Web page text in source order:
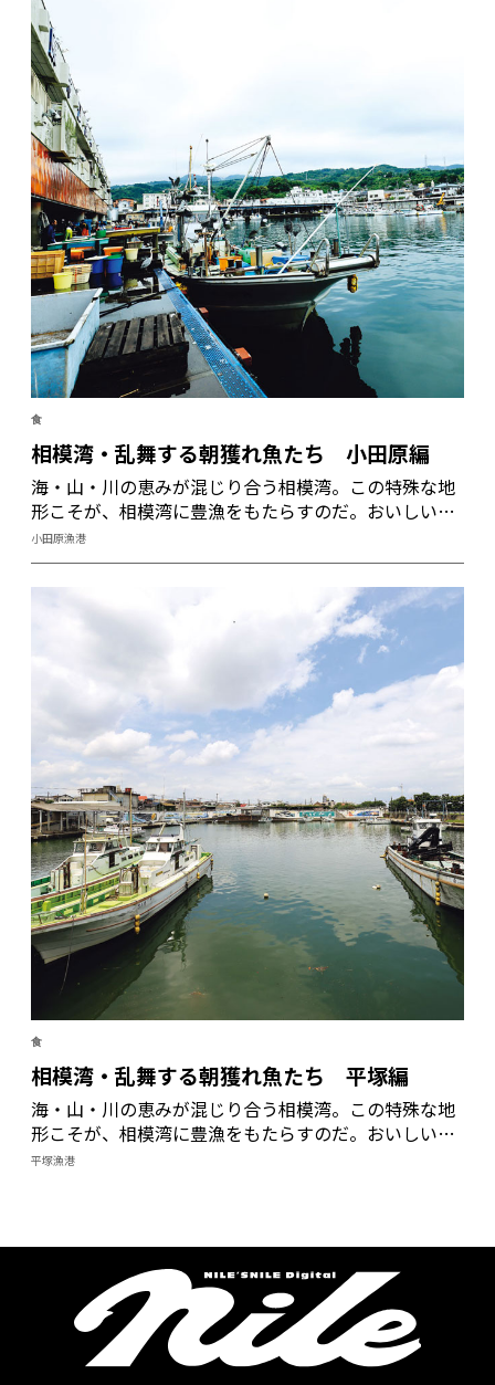
食
相模湾・乱舞する朝獲れ魚たち 小田原編
海・山・川の恵みが混じり合う相模湾。この特殊な地
形こそが、相模湾に豊漁をもたらすのだ。おいしい魚
を求めて、相模湾のおひざ元、小田原漁港と平塚漁港
に行ってみた。
小田原漁港
食
相模湾・乱舞する朝獲れ魚たち 平塚編
海・山・川の恵みが混じり合う相模湾。この特殊な地
形こそが、相模湾に豊漁をもたらすのだ。おいしい魚
を求めて、相模湾のおひざ元、小田原漁港と平塚漁港
平塚漁港